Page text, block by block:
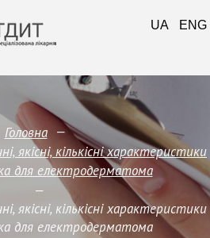
Головна —
якісні, кількісні характеристики
для електродерматома
—
якісні, кількісні характеристики
для електродерматома
UA ENG